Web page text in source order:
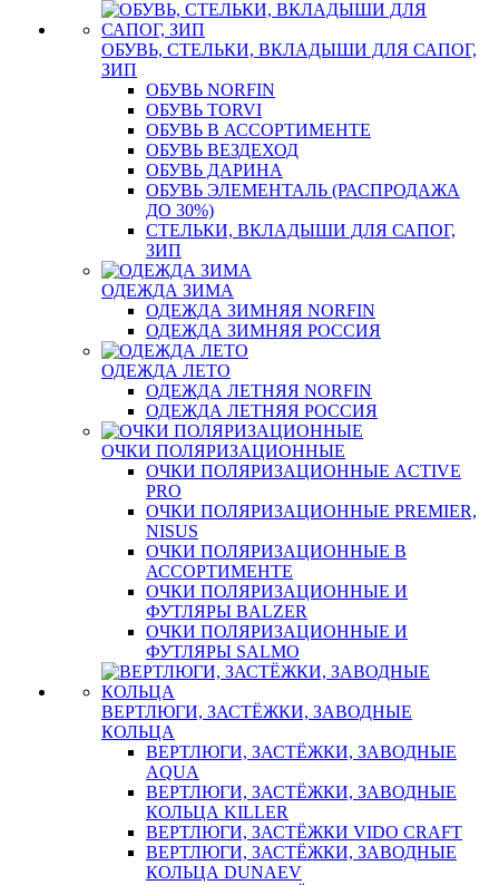
ОБУВЬ, СТЕЛЬКИ, ВКЛАДЫШИ ДЛЯ САПОГ,
ЗИП
ОБУВЬ NORFIN
ОБУВЬ TORVI
ОБУВЬ В АССОРТИМЕНТЕ
ОБУВЬ ВЕЗДЕХОД
ОБУВЬ ДАРИНА
ОБУВЬ ЭЛЕМЕНТАЛЬ (РАСПРОДАЖА
ДО 30%)
СТЕЛЬКИ, ВКЛАДЫШИ ДЛЯ САПОГ,
ЗИП
ОДЕЖДА ЗИМА
ОДЕЖДА ЗИМНЯЯ NORFIN
ОДЕЖДА ЗИМНЯЯ РОССИЯ
ОДЕЖДА ЛЕТО
ОДЕЖДА ЛЕТНЯЯ NORFIN
ОДЕЖДА ЛЕТНЯЯ РОССИЯ
ОЧКИ ПОЛЯРИЗАЦИОННЫЕ
ОЧКИ ПОЛЯРИЗАЦИОННЫЕ ACTIVE
PRO
ОЧКИ ПОЛЯРИЗАЦИОННЫЕ PREMIER,
NISUS
ОЧКИ ПОЛЯРИЗАЦИОННЫЕ В
АССОРТИМЕНТЕ
ОЧКИ ПОЛЯРИЗАЦИОННЫЕ И
ФУТЛЯРЫ BALZER
ОЧКИ ПОЛЯРИЗАЦИОННЫЕ И
ФУТЛЯРЫ SALMO
ВЕРТЛЮГИ, ЗАСТЁЖКИ, ЗАВОДНЫЕ
КОЛЬЦА
ВЕРТЛЮГИ, ЗАСТЁЖКИ, ЗАВОДНЫЕ
AQUA
ВЕРТЛЮГИ, ЗАСТЁЖКИ, ЗАВОДНЫЕ
КОЛЬЦА KILLER
ВЕРТЛЮГИ, ЗАСТЁЖКИ VIDO CRAFT
ВЕРТЛЮГИ, ЗАСТЁЖКИ, ЗАВОДНЫЕ
КОЛЬЦА DUNAEV